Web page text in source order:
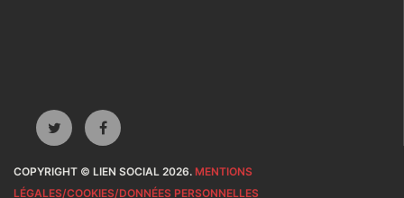
COPYRIGHT © LIEN SOCIAL 2026. MENTIONS
LÉGALES/COOKIES/DONNÉES PERSONNELLES